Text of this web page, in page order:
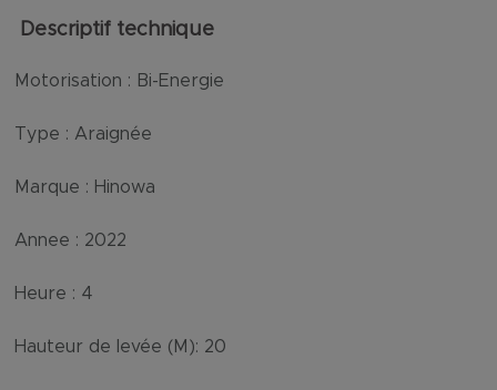
Descriptif technique
Motorisation : Bi-Energie
Type : Araignée
Marque : Hinowa
Annee : 2022
Heure : 4
Hauteur de levée (M): 20